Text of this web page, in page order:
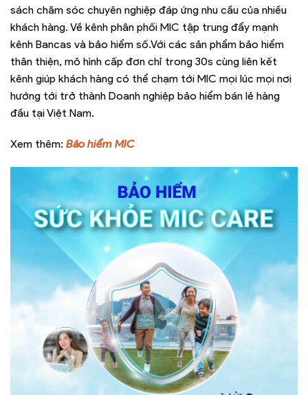
sách chăm sóc chuyên nghiệp đáp ứng nhu cầu của nhiều
khách hàng. Về kênh phân phối MIC tập trung đẩy mạnh
kênh Bancas và bảo hiểm số.Với các sản phẩm bảo hiểm
thân thiện, mô hình cấp đơn chỉ trong 30s cùng liên kết
kênh giúp khách hàng có thể chạm tới MIC mọi lúc mọi nơi
hướng tới trở thành Doanh nghiệp bảo hiểm bán lẻ hàng
đầu tại Việt Nam.
Xem thêm: Bảo hiểm MIC